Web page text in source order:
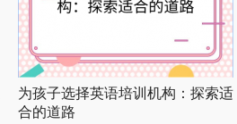
为孩子选择英语培训机构：探索适
合的道路